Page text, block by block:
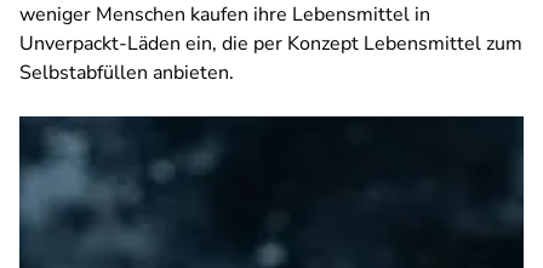
weniger Menschen kaufen ihre Lebensmittel in
Unverpackt-Läden ein, die per Konzept Lebensmittel zum
Selbstabfüllen anbieten.